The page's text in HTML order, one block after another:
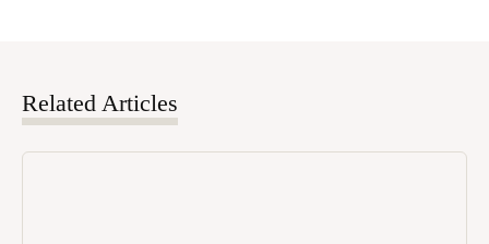
Related Articles